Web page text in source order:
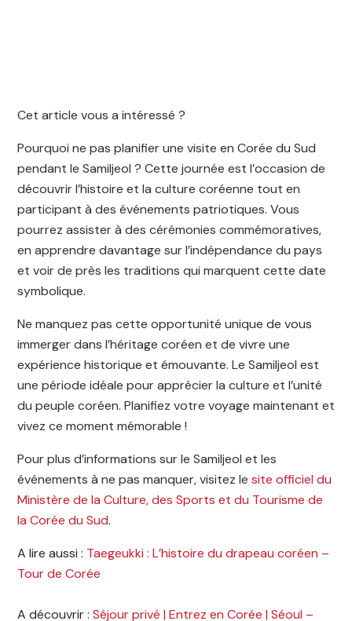
Cet article vous a intéressé ?
Pourquoi ne pas planifier une visite en Corée du Sud
pendant le Samiljeol ? Cette journée est l’occasion de
découvrir l’histoire et la culture coréenne tout en
participant à des événements patriotiques. Vous
pourrez assister à des cérémonies commémoratives,
en apprendre davantage sur l’indépendance du pays
et voir de près les traditions qui marquent cette date
symbolique.
Ne manquez pas cette opportunité unique de vous
immerger dans l’héritage coréen et de vivre une
expérience historique et émouvante. Le Samiljeol est
une période idéale pour apprécier la culture et l’unité
du peuple coréen. Planifiez votre voyage maintenant et
vivez ce moment mémorable !
Pour plus d’informations sur le Samiljeol et les
événements à ne pas manquer, visitez le site officiel du
Ministère de la Culture, des Sports et du Tourisme de
la Corée du Sud.
A lire aussi : Taegeukki : L’histoire du drapeau coréen –
Tour de Corée
A découvrir : Séjour privé | Entrez en Corée | Séoul –